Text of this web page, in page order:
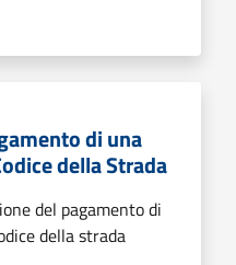
di una
della Strada
del pagamento di
della strada